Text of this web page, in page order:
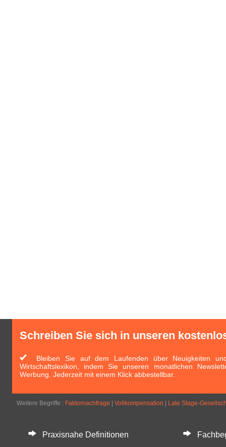
Schreiben Sie sich in unseren
Bleiben Sie auf dem Laufenden über Neuigkeiten
Wirtschaftslexikon, indem Sie unseren monatlichen
Werbung. Jederzeit mit einem Klick abbestellbar.
Weitere Begriffe : Faktornachfrage Vollkompensation Late Stage-
Praxisnahe Definitionen